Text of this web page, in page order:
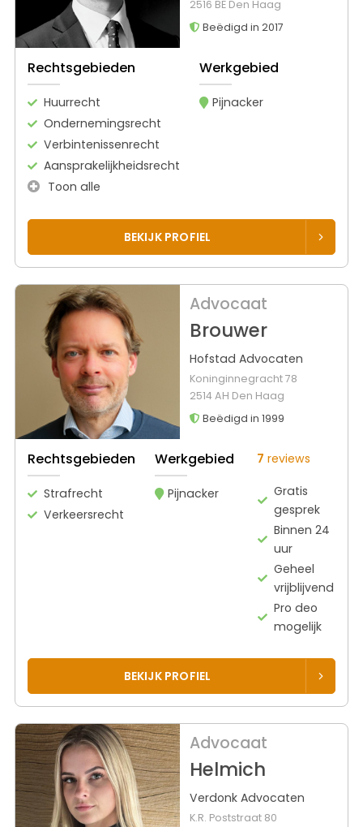
2516 BE Den Haag
Beëdigd in 2017
Rechtsgebieden
Huurrecht
Ondernemingsrecht
Verbintenissenrecht
Aansprakelijkheidsrecht
Toon alle
Werkgebied
Pijnacker
BEKIJK PROFIEL
Advocaat
Brouwer
Hofstad Advocaten
Koninginnegracht 78
2514 AH Den Haag
Beëdigd in 1999
Rechtsgebieden
Strafrecht
Verkeersrecht
Werkgebied
Pijnacker
7 reviews
Gratis
gesprek
Binnen 24
uur
Geheel
vrijblijvend
Pro deo
mogelijk
BEKIJK PROFIEL
Advocaat
Helmich
Verdonk Advocaten
K.R. Poststraat 80